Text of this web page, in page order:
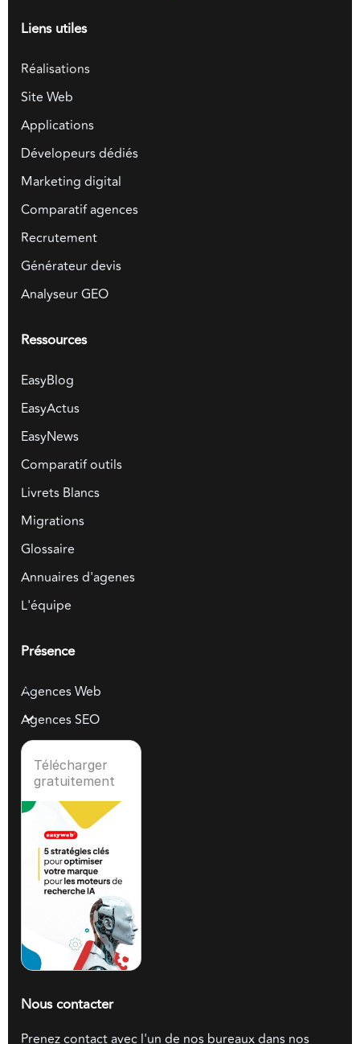
Liens utiles
Réalisations
Site Web
Applications
Dévelopeurs dédiés
Marketing digital
Comparatif agences
Recrutement
Générateur devis
Analyseur GEO
Ressources
EasyBlog
EasyActus
EasyNews
Comparatif outils
Livrets Blancs
Migrations
Glossaire
Annuaires d'agenes
L'équipe
Présence
Agences Web
Agences SEO
Télécharger
gratuitement
Nous contacter
Prenez contact avec l'un de nos bureaux dans nos